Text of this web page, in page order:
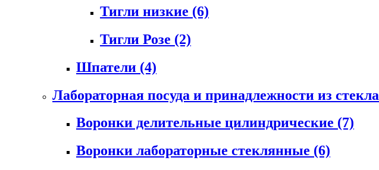
Тигли низкие (6)
Тигли Розе (2)
Шпатели (4)
Лабораторная посуда и принадлежности из стекла
Воронки делительные цилиндрические (7)
Воронки лабораторные стеклянные (6)